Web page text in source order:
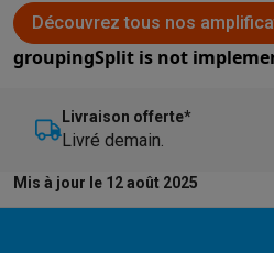
Découvrez tous nos
groupingSplit is not
Livraison offerte*
Livré demain.
Mis à jour le 12 août 2025